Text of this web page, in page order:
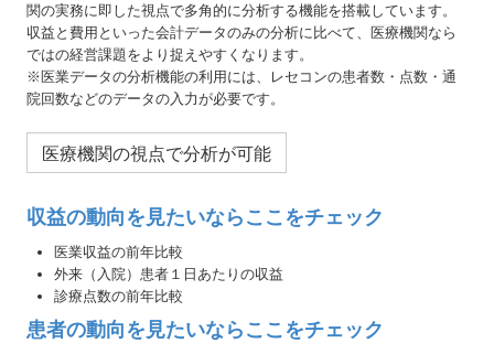
関の実務に即した視点で多角的に分析する機能を搭載しています。
収益と費用といった会計データのみの分析に比べて、医療機関なら
ではの経営課題をより捉えやすくなります。
※医業データの分析機能の利用には、レセコンの患者数・点数・通
院回数などのデータの入力が必要です。
医療機関の視点で分析が可能
収益の動向を見たいならここをチェック
医業収益の前年比較
外来（入院）患者１日あたりの収益
診療点数の前年比較
患者の動向を見たいならここをチェック